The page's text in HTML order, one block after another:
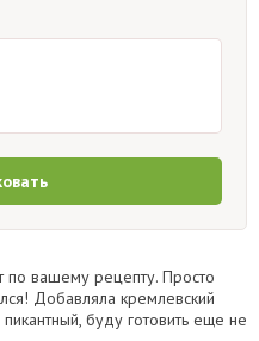
по вашему рецепту. Просто
Добавляла кремлевский
буду готовить еще не